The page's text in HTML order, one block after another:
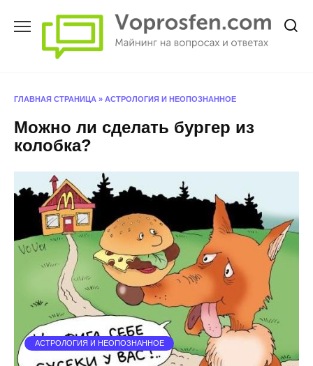
ГЛАВНАЯ СТРАНИЦА » АСТРОЛОГИЯ И НЕОПОЗНАННОЕ
Можно ли сделать бургер из
колобка?
АСТРОЛОГИЯ И НЕОПОЗНАННОЕ